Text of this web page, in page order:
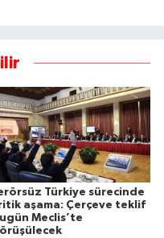
Türkiye sürecinde
aşama: Çerçeve teklif
Meclis’te